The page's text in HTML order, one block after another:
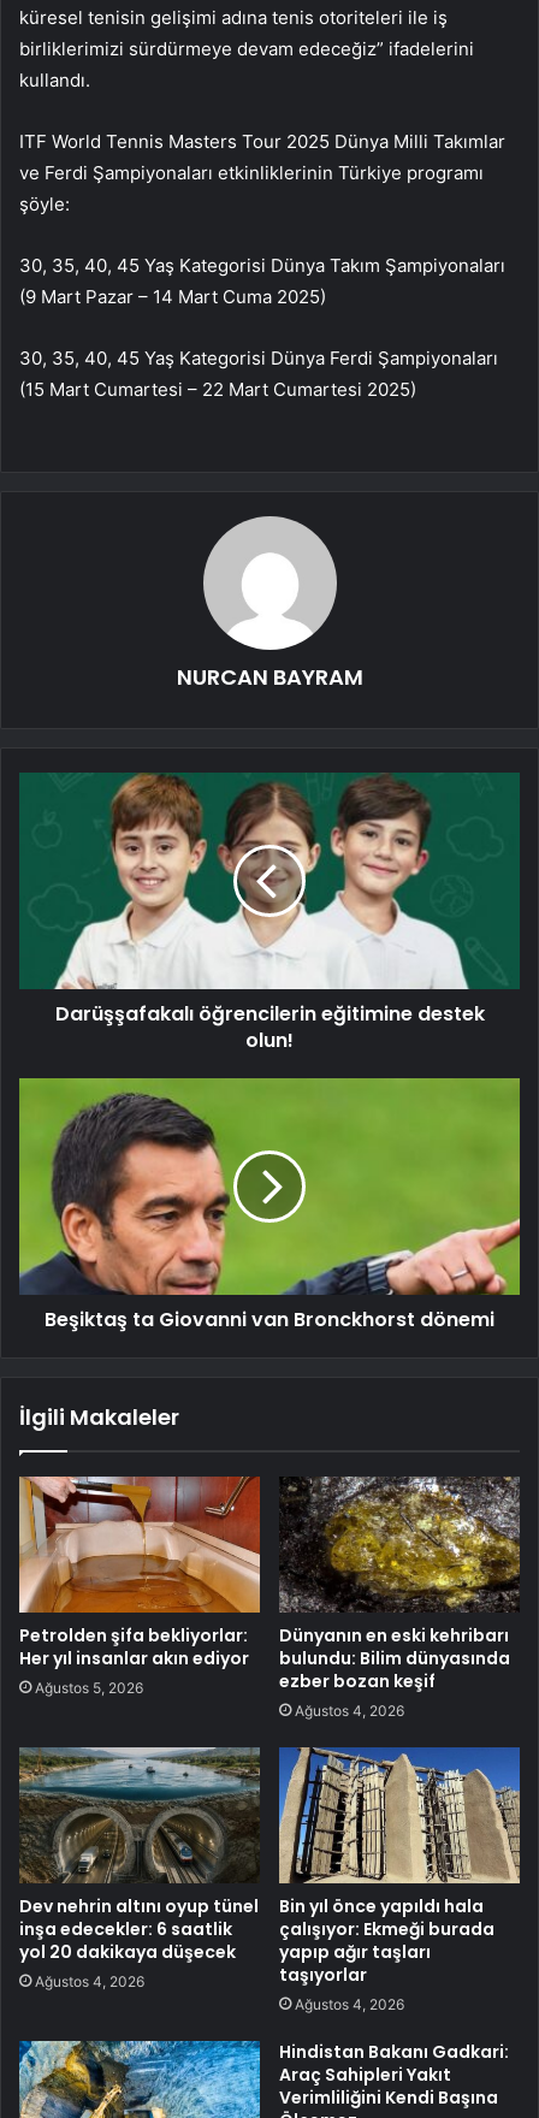
küresel tenisin gelişimi adına tenis otoriteleri ile iş
birliklerimizi sürdürmeye devam edeceğiz” ifadelerini
kullandı.
ITF World Tennis Masters Tour 2025 Dünya Milli Takımlar
ve Ferdi Şampiyonaları etkinliklerinin Türkiye programı
şöyle:
30, 35, 40, 45 Yaş Kategorisi Dünya Takım Şampiyonaları
(9 Mart Pazar – 14 Mart Cuma 2025)
30, 35, 40, 45 Yaş Kategorisi Dünya Ferdi Şampiyonaları
(15 Mart Cumartesi – 22 Mart Cumartesi 2025)
NURCAN BAYRAM
Darüşşafakalı öğrencilerin eğitimine destek
olun!
Beşiktaş ta Giovanni van Bronckhorst dönemi
İlgili Makaleler
Petrolden şifa bekliyorlar:
Her yıl insanlar akın ediyor
Ağustos 5, 2026
Dünyanın en eski kehribarı
bulundu: Bilim dünyasında
ezber bozan keşif
Ağustos 4, 2026
Dev nehrin altını oyup tünel
inşa edecekler: 6 saatlik
yol 20 dakikaya düşecek
Ağustos 4, 2026
Bin yıl önce yapıldı hala
çalışıyor: Ekmeği burada
yapıp ağır taşları
taşıyorlar
Ağustos 4, 2026
Hindistan Bakanı Gadkari:
Araç Sahipleri Yakıt
Verimliliğini Kendi Başına